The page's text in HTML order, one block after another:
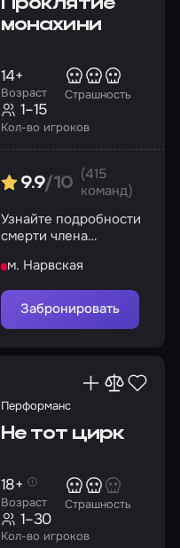
монахини
Возраст
14+
Страшность
Кол-во игроков
1–15
9.9/10
(415
команд)
Узнайте подробности
смерти члена
забудьте проверить
это место на
святость…
м. Нарвская
Забронировать
Перформанс
Не тот цирк
Возраст
18+
Страшность
Кол-во игроков
1–30